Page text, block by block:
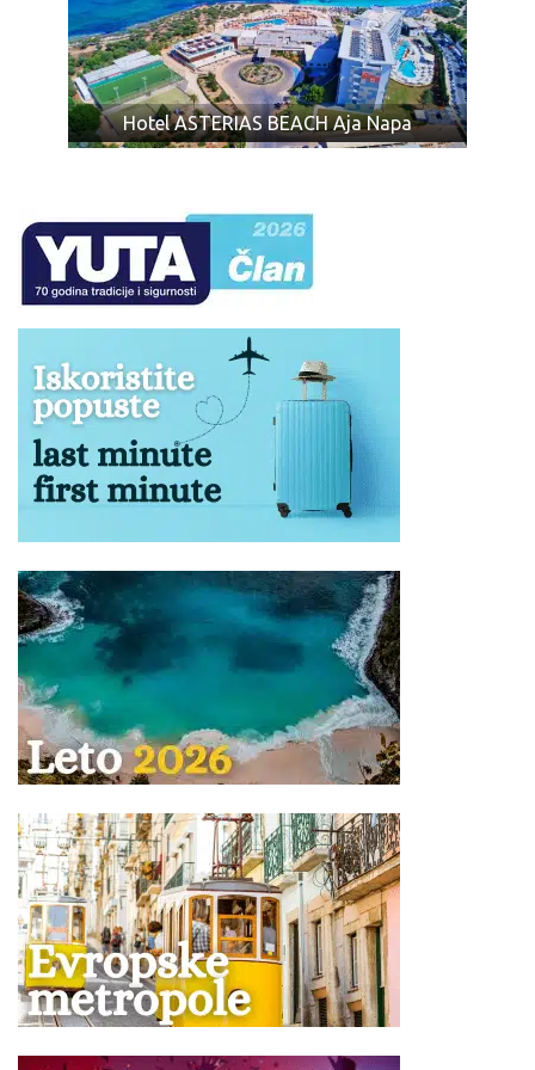
cenovniku.
RASPORED LETOVA >>>
Ukoliko Vam ponuda za Hotel MELPO ANTIA Aja Napa Kipar iz
nekog razloga ne odgovara pogledajte ponudu za ostale
naknadne promene koje organizatoru putovanja nisu
poznate, ne mogu biti relevantne.
Vreme rada klima uređaja, razlikuje se u zavisnosti od
hotela i ne podrazumeva 24 sata neprekidnog trajanja.
Cena hotela pretežno zavisi od kvaliteta i lokacije.
Strogo je zabranjeno unošenje i iznošenje hrane i pića
Ukoliko Vam ponuda za Hotel MELPO ANTIA Aja Napa Kipar iz
nekog razloga ne odgovara pogledajte ponudu za ostale
hotele na ostrvuKipar
Hotel ASTERIAS BEACH Aja Napa